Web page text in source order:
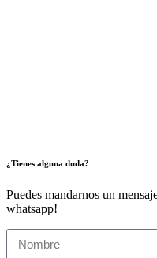
¿Tienes alguna duda?
Puedes mandarnos un
whatsapp!